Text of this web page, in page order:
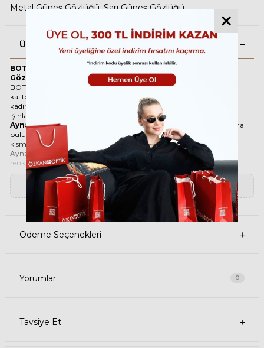
Metal Güneş Gözlüğü,Sarı Güneş Gözlüğü
Ürün Açıklaması
BOTTEGA VENETA 1054SA 003 61 Sarı Unisex Güneş
Gözlüğü
BOTTEGA VENETA ikonik Damla Metal güneş gözlüğü, tarzı ve
kaliteli malzemesi ile göz alıcı bir aksesuar. Hem erkekler hem de
kadınlar için uygun olan bu güneş gözlüğü, güneşin zararlı
ışınlarından korunmanızı sağlarken, stilinizi de yansıtır.
Aynalı güneş gözlüğü
, lenslerin dış kısmında yansıtıcı bir kaplama
bulunan güneş gözlüğüdür. Bu kaplama, güneş ışınlarının bir
kısmını geri yansıtarak gözleri korur ve parlama etkisini azaltır.
Aynalı güneş gözlükleri, hem erkekler hem de kadınlar için farklı
renk, şekil ve tasarımlarda üretilir. Aynalı güneş gözlükleri, spor,
klasik, retro veya modern bir görünüm sağlayabilir. Aynalı güneş
gözlükleri, aynı zamanda şık ve ilgi çekici bir aksesuar olarak da
kullanılabilir.
Ürün Faydaları
• BOTTEGA VENETA 1054SA 003 61 Sarı Unisex güneş gözlüğü,
yüksek kaliteli Metal çerçeveye ve Organik lense sahiptir. Bu
malzemeler, güneş gözlüğünüzün uzun ömürlü, dayanıklı ve
konforlu olmasını sağlar.
dengeli bir şekilde filtreler ve her ortamda rahat bir görüş sağlar.
• Gözlük temizleme bezi
▼ Devamını Oku
Ödeme Seçenekleri
Yorumlar 0
Tavsiye Et